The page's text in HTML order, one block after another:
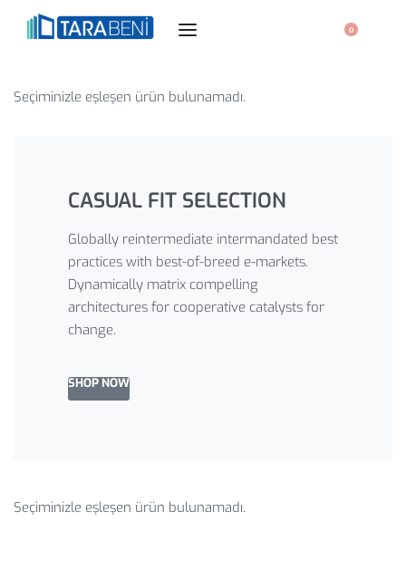
0
Seçiminizle eşleşen ürün bulunamadı.
CASUAL FIT SELECTION
Globally reintermediate intermandated best
practices with best-of-breed e-markets.
Dynamically matrix compelling
architectures for cooperative catalysts for
change.
SHOP NOW
Seçiminizle eşleşen ürün bulunamadı.